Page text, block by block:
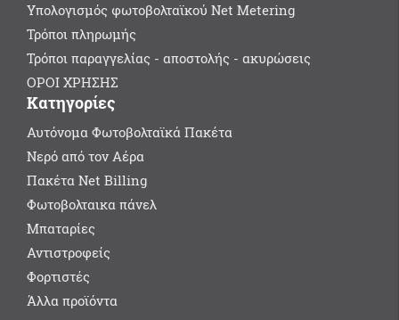
Υπολογισμός φωτοβολταϊκού Net Metering
Τρόποι πληρωμής
Τρόποι παραγγελίας - αποστολής - ακυρώσεις
ΟΡΟΙ ΧΡΗΣΗΣ
Κατηγορίες
Αυτόνομα Φωτοβολταϊκά Πακέτα
Νερό από τον Αέρα
Πακέτα Net Billing
Φωτοβολταικα πάνελ
Μπαταρίες
Αντιστροφείς
Φορτιστές
Άλλα προϊόντα